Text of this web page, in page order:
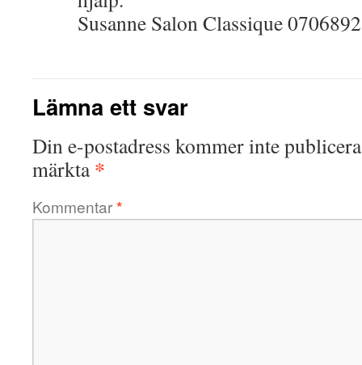
Susanne Salon Classique
Lämna ett svar
Din e-postadress kommer inte
märkta*
Kommentar*